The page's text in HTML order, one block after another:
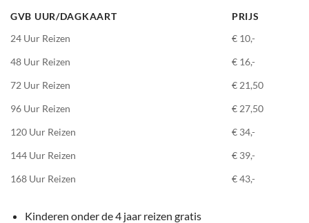
GVB UUR/DAGKAART
PRIJS
24 Uur Reizen
€ 10,-
48 Uur Reizen
€ 16,-
72 Uur Reizen
€ 21,50
96 Uur Reizen
€ 27,50
120 Uur Reizen
€ 34,-
144 Uur Reizen
€ 39,-
168 Uur Reizen
€ 43,-
Kinderen onder de 4 jaar reizen gratis